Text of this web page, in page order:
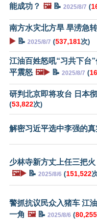
能成功？ 🖼️📝 2025/8/7 (
南方水灾北方旱 旱涝急
▶️ 📝 2025/8/7 (537,181次)
江油百姓怒吼“习共下台
平震怒 🖼️▶️ 📝 2025/8/7 (
研判北京即将攻台 日本
(53,822次)
解密习近平选中李强的真
少林寺新方丈上任三把
🖼️▶️ 📝 2025/8/6 (151,522
警抓抗议民众入猪车 江
一角 🖼️📝 2025/8/6 (80,255